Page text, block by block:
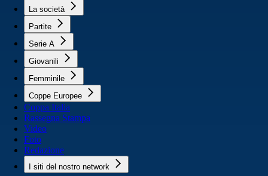
La società
Partite
Serie A
Giovanili
Femminile
Coppe Europee
Coppa Italia
Rassegna Stampa
Video
Foto
Redazione
I siti del nostro network